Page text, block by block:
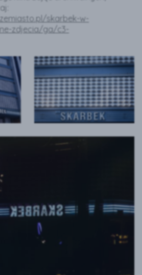
skarbek-w-
zdjecia/ga/c3-